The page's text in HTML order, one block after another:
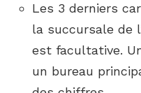
Les 3 derniers
la succursale de
est facultative.
un bureau